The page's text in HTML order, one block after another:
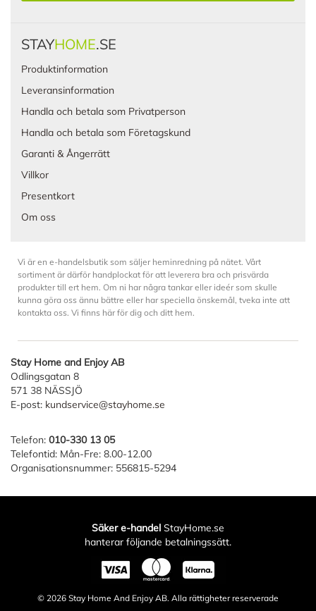
STAYHOME.SE
Produktinformation
Leveransinformation
Handla och betala som Privatperson
Handla och betala som Företagskund
Garanti & Ångerrätt
Villkor
Presentkort
Om oss
Vi är en e-handelsbutik som säljer heminredning på nätet. Vårt
sortiment är därför handplockat för att leverera bra och prisvärda
produkter till ert hem. Om ni har några tankar eller ideér som skulle
kunna göra oss ännu bättre eller har speciella önskemål, tveka inte att
kontakta oss. Vi finns här för dig och ditt hem.
Stay Home and Enjoy AB
Odlingsgatan 8
571 38 NÄSSJÖ
E-post: kundservice@stayhome.se
Telefon: 010-330 13 05
Telefontid: Mån-Fre: 8.00-12.00
Organisationsnummer: 556815-5294
Säker e-handel StayHome.se
hanterar följande betalningssätt.
© 2026 Stay Home And Enjoy AB. Alla rättigheter reserverade